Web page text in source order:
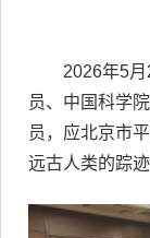
2026年5
员、中国科学
员，应北京市
远古人类的踪